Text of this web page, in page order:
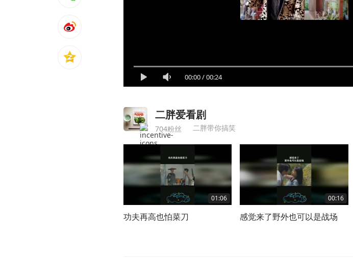
00:00/00:24
二胖爱看剧
704粉丝 二胖带你搞笑
01:06
功夫再高也怕菜刀
00:16
感觉来了野外也可以是战场